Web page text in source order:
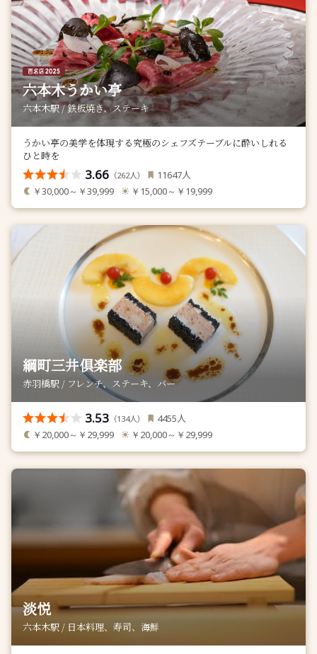
六本木うかい亭
六本木駅 / 鉄板焼き、ステーキ
うかい亭の美学を体現する究極のシェフズテーブルに酔いしれる
ひと時を
3.66 （262人） 11647人
￥30,000～￥39,999 ￥15,000～￥19,999
綱町三井倶楽部
赤羽橋駅 / フレンチ、ステーキ、バー
3.53 （134人） 4455人
￥20,000～￥29,999 ￥20,000～￥29,999
淡悦
六本木駅 / 日本料理、寿司、海鮮